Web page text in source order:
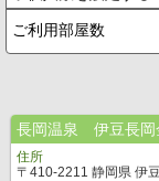
ご利用部屋数
長岡温泉 伊豆長岡
住所
〒410-2211 静岡県 伊